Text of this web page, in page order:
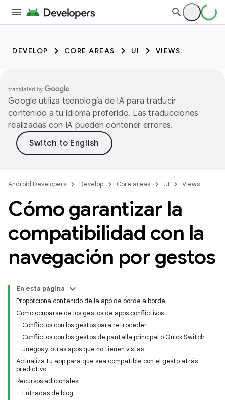
DEVELOP CORE AREAS UI VIEWS
Google utiliza tecnología de IA para traducir
contenido a tu idioma preferido. Las traducciones
realizadas con IA pueden contener errores.
Android Developers Develop Core areas UI Views
Cómo garantizar la
compatibilidad con la
navegación por gestos
En esta página
Proporciona contenido de la app de borde a borde
Cómo ocuparse de los gestos de apps conflictivos
Conflictos con los gestos para retroceder
Conflictos con los gestos de pantalla principal o Quick Switch
Juegos y otras apps que no tienen vistas
Actualiza tu app para que sea compatible con el gesto atrás
predictivo
Recursos adicionales
Entradas de blog